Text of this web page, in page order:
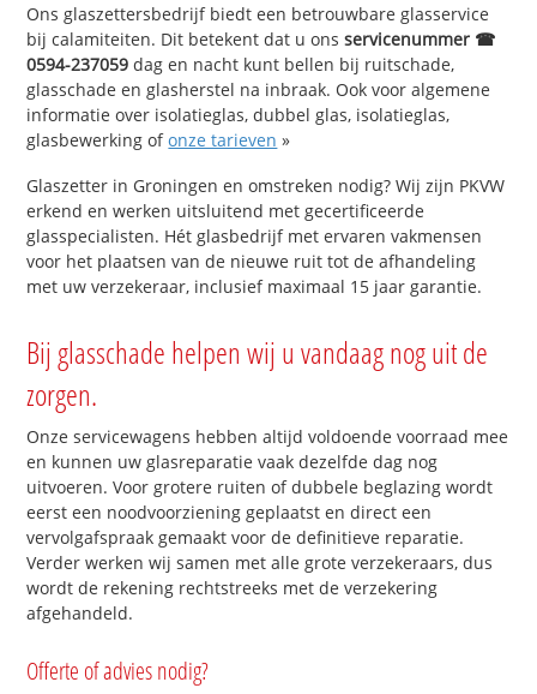
Ons glaszettersbedrijf biedt een betrouwbare glasservice
bij calamiteiten. Dit betekent dat u onsservicenummer ☎
0594-237059 dag en nacht kunt bellen bij ruitschade,
glasschade en glasherstel na inbraak. Ook voor algemene
informatie over isolatieglas, dubbel glas, isolatieglas,
glasbewerking ofonze tarieven »
Glaszetter in Groningen en omstreken nodig? Wij zijn PKVW
erkend en werken uitsluitend met gecertificeerde
glasspecialisten. Hét glasbedrijf met ervaren vakmensen
voor het plaatsen van de nieuwe ruit tot de afhandeling
met uw verzekeraar, inclusief maximaal 15 jaar garantie.
Bij glasschade helpen wij u vandaag nog uit de
zorgen.
Onze servicewagens hebben altijd voldoende voorraad mee
en kunnen uw glasreparatie vaak dezelfde dag nog
uitvoeren. Voor grotere ruiten of dubbele beglazing wordt
eerst een noodvoorziening geplaatst en direct een
vervolgafspraak gemaakt voor de definitieve reparatie.
Verder werken wij samen met alle grote verzekeraars, dus
wordt de rekening rechtstreeks met de verzekering
afgehandeld.
Offerte of advies nodig?